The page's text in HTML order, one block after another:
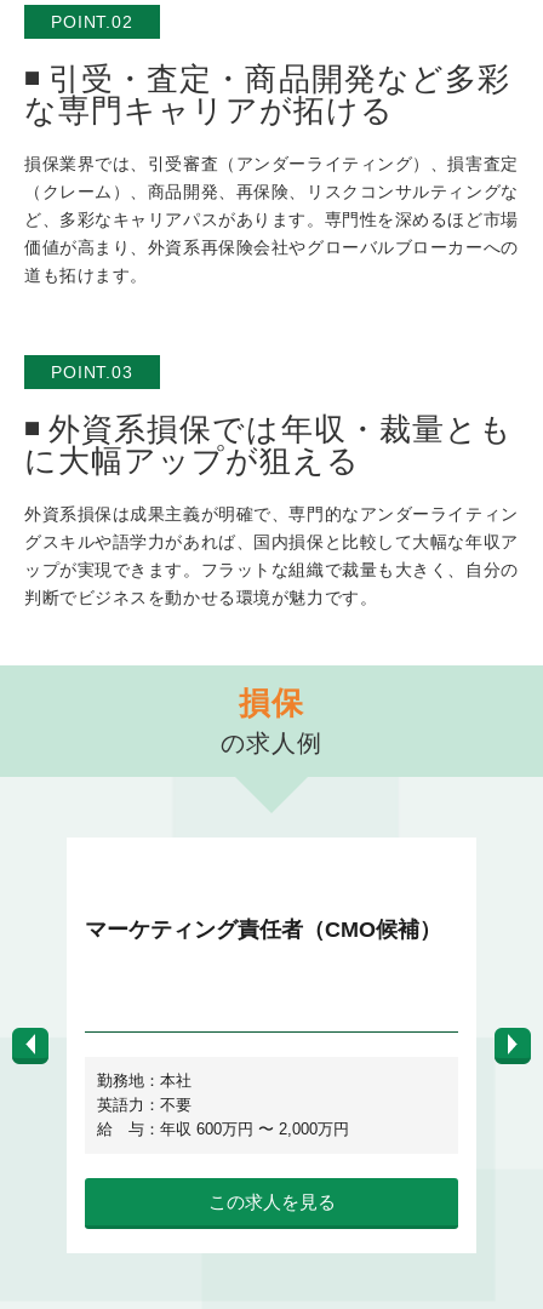
POINT.02
引受・査定・商品開発など多彩
な専門キャリアが拓ける
損保業界では、引受審査（アンダーライティング）、損害査定
（クレーム）、商品開発、再保険、リスクコンサルティングな
ど、多彩なキャリアパスがあります。専門性を深めるほど市場
価値が高まり、外資系再保険会社やグローバルブローカーへの
道も拓けます。
POINT.03
外資系損保では年収・裁量とも
に大幅アップが狙える
外資系損保は成果主義が明確で、専門的なアンダーライティン
グスキルや語学力があれば、国内損保と比較して大幅な年収ア
ップが実現できます。フラットな組織で裁量も大きく、自分の
判断でビジネスを動かせる環境が魅力です。
損保
の求人例
マーケティング責任者（CMO候補）
勤務地：本社
英語力：不要
給 与：年収 600万円 〜 2,000万円
この求人を見る